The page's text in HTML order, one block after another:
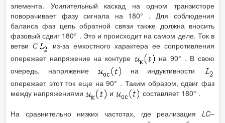
элемента. Усилительный каскад на одном транзисторе
поворачивает фазу сигнала на 180° . Для соблюдения
баланса фаз цепь обратной связи также должна вносить
фазовый сдвиг 180° . Это и происходит на самом деле. Ток в
ветви С
из-за емкостного характера ее сопротивления
опережает напряжение на контуре
на 90° . В свою
очередь, напряжение
на индуктивности
опережает этот ток еще на 90° . Таким образом, сдвиг фаз
между напряжениями
и составляет 180° .
На сравнительно низких частотах, где реализация LC–